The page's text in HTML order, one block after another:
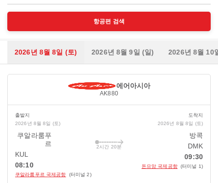
항공편 검색
2026년 8월 8일 (토) 2026년 8월 9일 (일) 2026년 8월 10
에어아시아
AK880
출발지
2026년 8월 8일 (토)
쿠알라룸푸
르
KUL
08:10
쿠알라룸푸르 국제공항 (터미널 2)
2시간 20분
도착지
2026년 8월 8일 (토)
방콕
DMK
09:30
돈므앙 국제공항 (터미널 1)